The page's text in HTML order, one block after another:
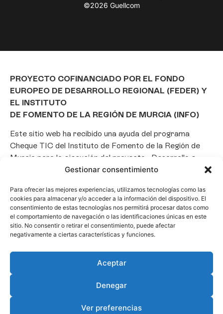
Gestionar consentimiento
Para ofrecer las mejores experiencias, utilizamos tecnologías como las
cookies para almacenar y/o acceder a la información del dispositivo. El
consentimiento de estas tecnologías nos permitirá procesar datos como
el comportamiento de navegación o las identificaciones únicas en este
sitio. No consentir o retirar el consentimiento, puede afectar
negativamente a ciertas características y funciones.
Aceptar
Denegar
Ver preferencias
©2026 Guellcom
PROYECTO COFINANCIADO POR EL FONDO
EUROPEO DE DESARROLLO REGIONAL (FEDER) Y
EL INSTITUTO
DE FOMENTO DE LA REGIÓN DE MURCIA (INFO)
Este sitio web ha recibido una ayuda del programa
Cheque TIC del Instituto de Fomento de la Región de
Murcia para la ejecución del proyecto «Desarrollo e
implantación de un Chatbot de Inteligencia Artificial
promover la transformación digital, la automatización
de consultas y la optimización de la gestión de clientes
en el ámbito empresarial.